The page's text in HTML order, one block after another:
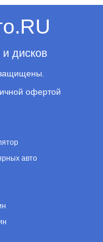
дисков
офертой
авто